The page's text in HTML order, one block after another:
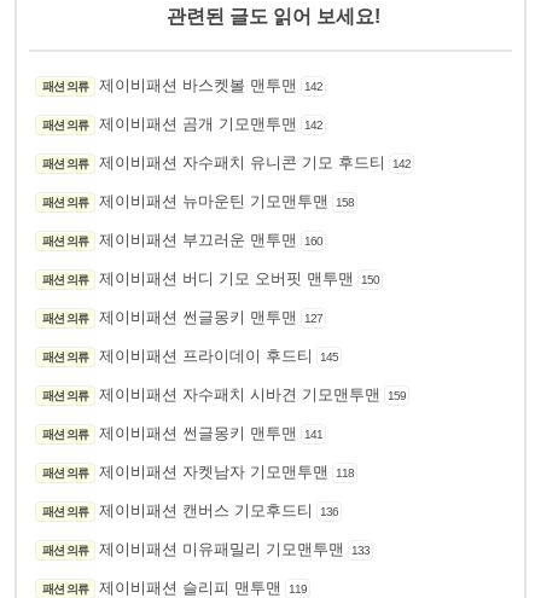
관련된 글도 읽어 보세요!
패션 의류 제이비패션 바스켓볼 맨투맨 142
패션 의류 제이비패션 곰개 기모맨투맨 142
패션 의류 제이비패션 자수패치 유니콘 기모 후드티 142
패션 의류 제이비패션 뉴마운틴 기모맨투맨 158
패션 의류 제이비패션 부끄러운 맨투맨 160
패션 의류 제이비패션 버디 기모 오버핏 맨투맨 150
패션 의류 제이비패션 썬글몽키 맨투맨 127
패션 의류 제이비패션 프라이데이 후드티 145
패션 의류 제이비패션 자수패치 시바견 기모맨투맨 159
패션 의류 제이비패션 썬글몽키 맨투맨 141
패션 의류 제이비패션 자켓남자 기모맨투맨 118
패션 의류 제이비패션 캔버스 기모후드티 136
패션 의류 제이비패션 미유패밀리 기모맨투맨 133
패션 의류 제이비패션 슬리피 맨투맨 119